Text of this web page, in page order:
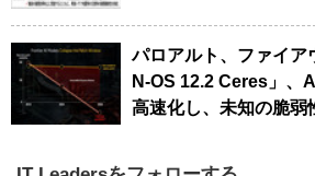
パロアルト、ファイア
N-OS 12.2 Ceres」、
高速化し、未知の脆弱